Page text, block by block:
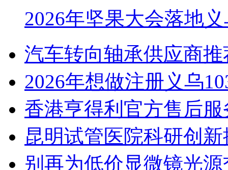
2026年坚果大会落地
汽车转向轴承供应商
2026年想做注册义乌
香港亨得利官方售后
昆明试管医院科研创
别再为低价显微镜光